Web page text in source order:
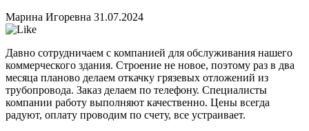
Марина Игоревна 31.07.2024
Давно сотрудничаем с компанией для обслуживания нашего
коммерческого здания. Строение не новое, поэтому раз в два
месяца планово делаем откачку грязевых отложений из
трубопровода. Заказ делаем по телефону. Специалисты
компании работу выполняют качественно. Цены всегда
радуют, оплату проводим по счету, все устраивает.